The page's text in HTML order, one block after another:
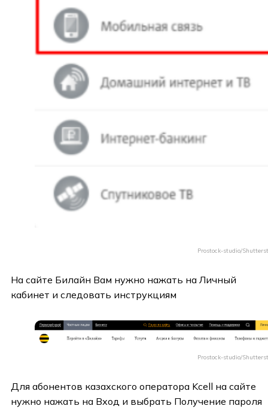
Prostock-studio/
На сайте Билайн Вам нужно нажать на Личный
кабинет и следовать инструкциям
Prostock-studio/
Для абонентов казахского оператора Kcell на сайте
нужно нажать на Вход и выбрать Получение пароля